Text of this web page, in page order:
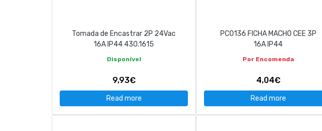
Tomada de Encastrar 2P 24Vac
16A IP44 430.1615
Disponível
9,93€
Read more
PC0136 FICHA MACHO CEE 3P
16A IP44
Por Encomenda
4,04€
Read more